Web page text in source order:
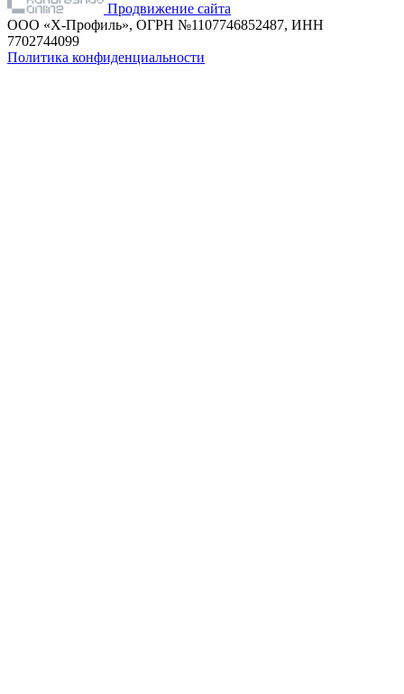
Продвижение сайта
ООО «Х-Профиль», ОГРН №1107746852487, ИНН
7702744099
Политика конфиденциальности